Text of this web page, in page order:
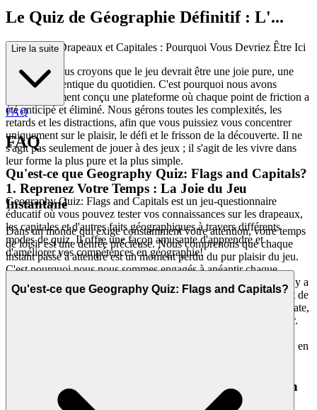
Le Quiz de Géographie Définitif : L'...
Expérience Drapeaux et Capitales : Pourquoi Vous Devriez Être Ici
À la base, nous croyons que le jeu devrait être une joie pure, une
évasion authentique du quotidien. C'est pourquoi nous avons
méticuleusement conçu une plateforme où chaque point de friction a
été anticipé et éliminé. Nous gérons toutes les complexités, les
retards et les distractions, afin que vous puissiez vous concentrer
uniquement sur le plaisir, le défi et le frisson de la découverte. Il ne
s'agit pas seulement de jouer à des jeux ; il s'agit de les vivre dans
leur forme la plus pure et la plus simple.
1. Reprenez Votre Temps : La Joie du Jeu
Instantané
Dans un monde qui exige constamment votre attention, votre temps
de loisir est une denrée précieuse. Nous comprenons que chaque
instant passé à attendre est un moment perdu du pur plaisir du jeu.
C'est pourquoi nous nous sommes engagés à anéantir chaque
barrière entre vous et votre jeu. Notre technologie garantit qu'il n'y a
pas de téléchargements fastidieux, d'installations encombrantes et de
mises à jour frustrantes à gérer. Il s'agit de la gratification immédiate,
de respecter votre temps et de faire passer votre plaisir en premier.
, vous êtes dans le jeu en
2. Un Plaisir Honnête : La Promesse Zéro Pression
Lire la suite
FAQ
FAQ
Qu'est-ce que Geography Quiz: Flags and Capitals?
Geography Quiz: Flags and Capitals est un jeu-questionnaire
éducatif où vous pouvez tester vos connaissances sur les drapeaux,
les capitales et d'autres faits géographiques à travers différents
modes de quiz. Il offre une façon amusante d'apprendre et
d'améliorer vos compétences en géographie!
Qu'est-ce que Geography Quiz: Flags and Capitals?